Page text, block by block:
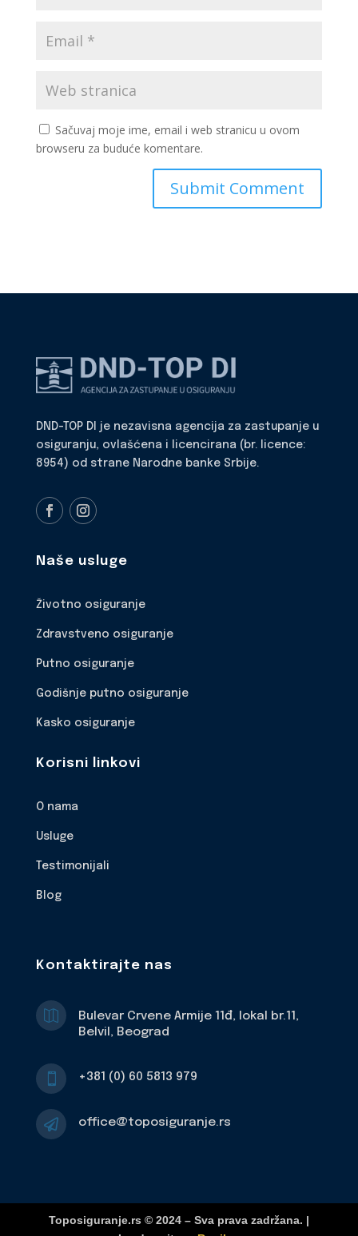
Sačuvaj moje ime, email i web stranicu u ovom
browseru za buduće komentare.
DND-TOP DI je nezavisna agencija za zastupanje u
osiguranju, ovlašćena i licencirana (br. licence:
8954) od strane Narodne banke Srbije.
Naše usluge
Životno osiguranje
Zdravstveno osiguranje
Putno osiguranje
Godišnje putno osiguranje
Kasko osiguranje
Korisni linkovi
O nama
Usluge
Testimonijali
Blog
Kontaktirajte nas

Bulevar Crvene Armije 11đ, lokal br.11,
Belvil, Beograd
 +381 (0) 60 5813 979
 office@toposiguranje.rs
Toposiguranje.rs © 2024 – Sva prava zadržana. |